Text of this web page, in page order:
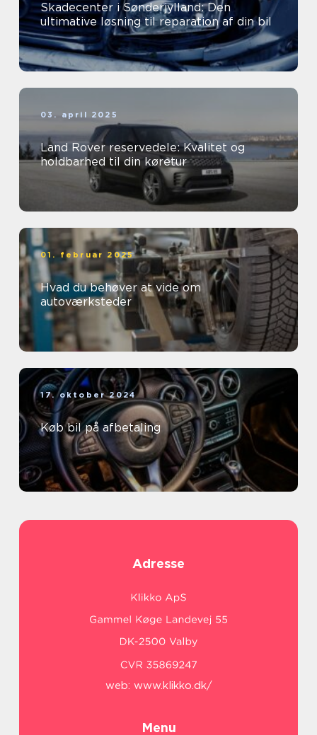
Skadecenter i Sønderjylland: Den
ultimative løsning til reparation af din bil
03. april 2025
Land Rover reservedele: Kvalitet og
holdbarhed til din køretur
01. februar 2025
Hvad du behøver at vide om
autoværksteder
17. oktober 2024
Køb bil på afbetaling
Adresse
web: www.klikko.dk/
Menu